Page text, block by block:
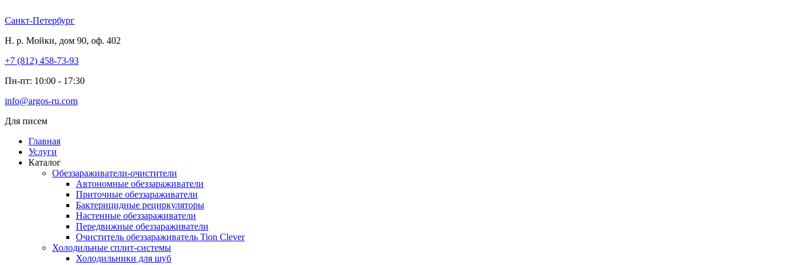
к
Санкт-Петербург
Н. р. Мойки, дом 90, оф. 402
+7 (812) 458-73-93
Пн-пт: 10:00 - 17:30
info@argos-ru.com
Для писем
Главная
Услуги
Каталог
Обеззараживатели-очистители
Автономные обеззараживатели
Приточные обеззараживатели
Бактерицидные рециркуляторы
Настенные обеззараживатели
Передвижные обеззараживатели
Очиститель обеззараживатель Tion Clever
Холодильные сплит-системы
Холодильники для шуб